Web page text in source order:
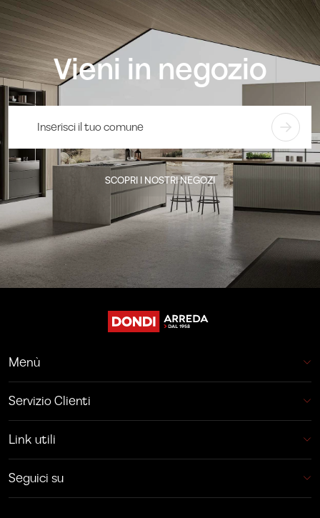
Vieni in negozio
SCOPRI I NOSTRI NEGOZI
Menù
Servizio Clienti
Link utili
Seguici su